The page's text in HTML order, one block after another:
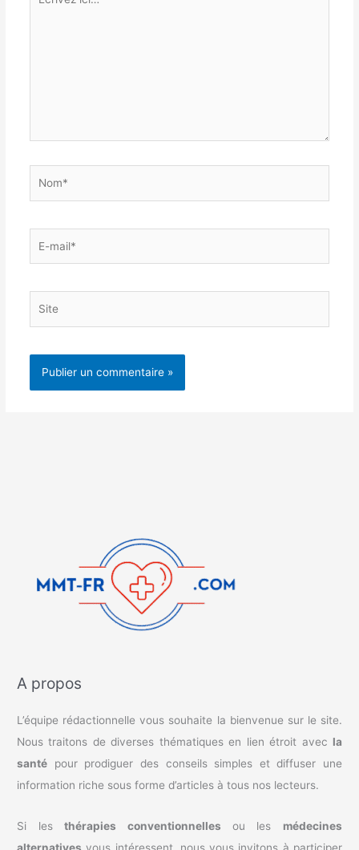
ici…
mail*
A propos
L’équipe rédactionnelle vous souhaite la bienvenue sur le site.
Nous traitons de diverses thématiques en lien étroit avec la
santé pour prodiguer des conseils simples et diffuser une
information riche sous forme d’articles à tous nos lecteurs.
Si lesthérapies conventionnelles ou les médecines
alternatives vous intéressent, nous vous invitons à participer